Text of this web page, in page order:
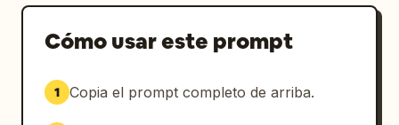
Cómo usar este prompt
1 Copia el prompt completo de arriba.